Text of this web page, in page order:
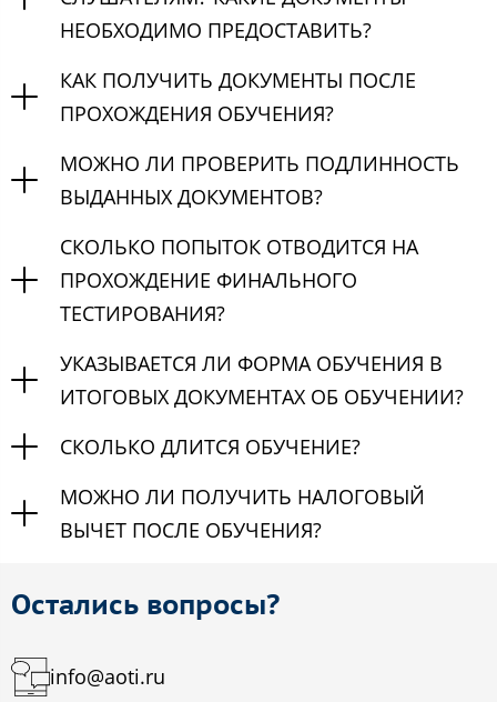
НЕОБХОДИМО ПРЕДОСТАВИТЬ?
КАК ПОЛУЧИТЬ ДОКУМЕНТЫ ПОСЛЕ
ПРОХОЖДЕНИЯ ОБУЧЕНИЯ?
МОЖНО ЛИ ПРОВЕРИТЬ ПОДЛИННОСТЬ
ВЫДАННЫХ ДОКУМЕНТОВ?
СКОЛЬКО ПОПЫТОК ОТВОДИТСЯ НА
ПРОХОЖДЕНИЕ ФИНАЛЬНОГО
ТЕСТИРОВАНИЯ?
УКАЗЫВАЕТСЯ ЛИ ФОРМА ОБУЧЕНИЯ В
ИТОГОВЫХ ДОКУМЕНТАХ ОБ ОБУЧЕНИИ?
СКОЛЬКО ДЛИТСЯ ОБУЧЕНИЕ?
МОЖНО ЛИ ПОЛУЧИТЬ НАЛОГОВЫЙ
ВЫЧЕТ ПОСЛЕ ОБУЧЕНИЯ?
Остались вопросы?
info@aoti.ru